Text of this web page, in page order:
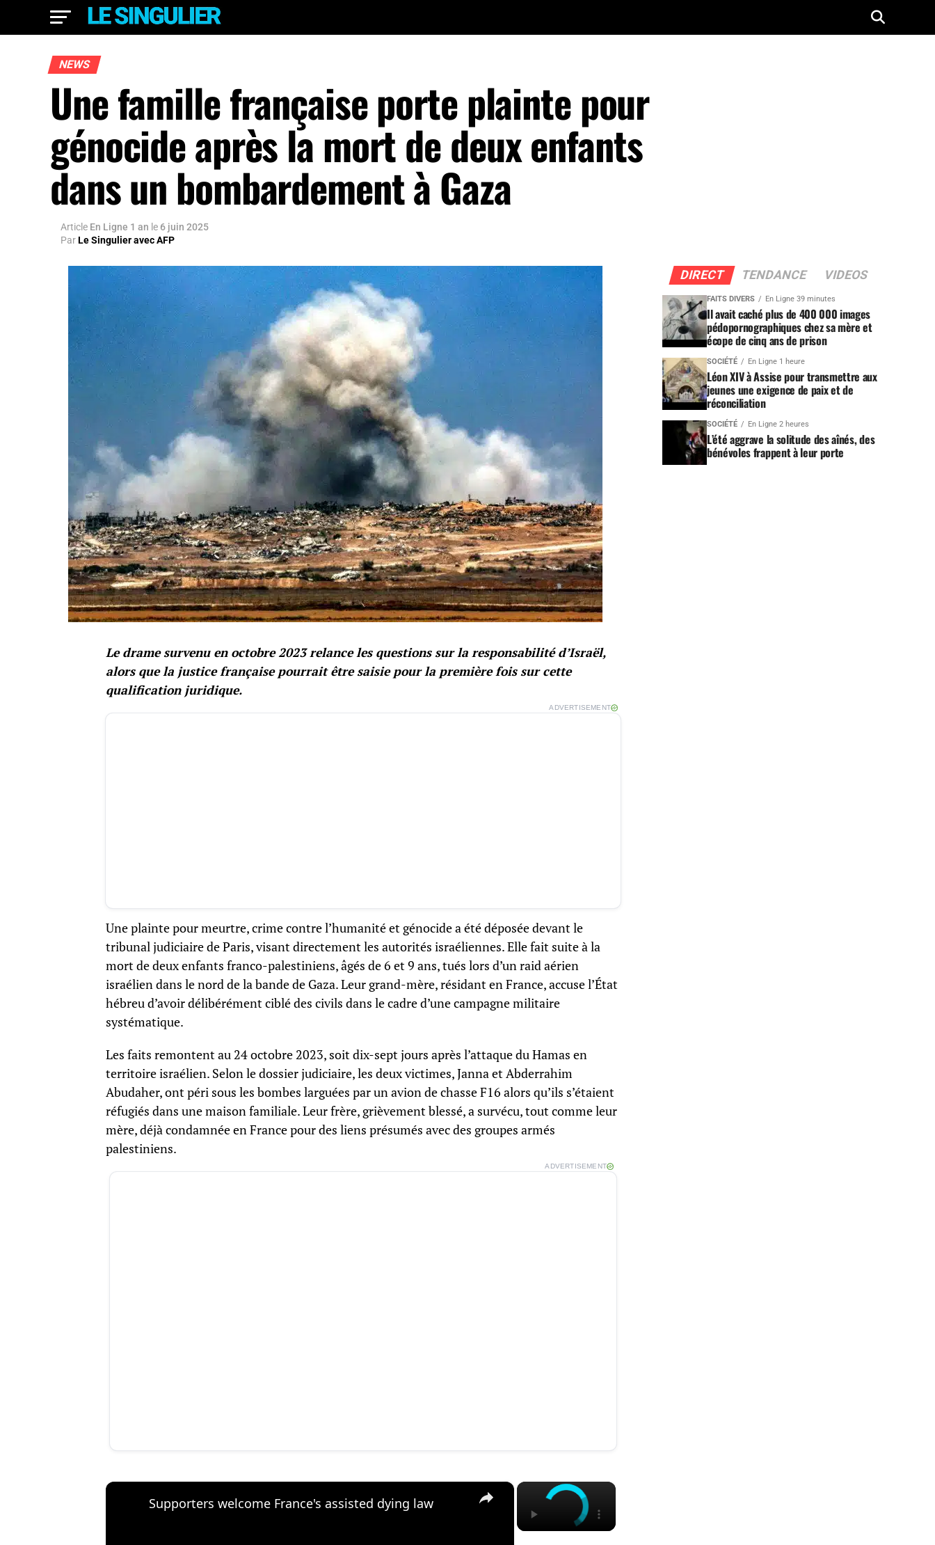
NEWS
Une famille française porte plainte pour
génocide après la mort de deux enfants
dans un bombardement à Gaza
Article En Ligne 1 an le 6 juin 2025
ParLe Singulier avec AFP
Le drame survenu en octobre 2023 relance les questions sur la responsabilité d’Israël,
alors que la justice française pourrait être saisie pour la première fois sur cette
qualification juridique.
ADVERTISEMENT
Une plainte pour meurtre, crime contre l’humanité et génocide a été déposée devant le
tribunal judiciaire de Paris, visant directement les autorités israéliennes. Elle fait suite à la
mort de deux enfants franco-palestiniens, âgés de 6 et 9 ans, tués lors d’un raid aérien
israélien dans le nord de la bande de Gaza. Leur grand-mère, résidant en France, accuse l’État
hébreu d’avoir délibérément ciblé des civils dans le cadre d’une campagne militaire
systématique.
Les faits remontent au 24 octobre 2023, soit dix-sept jours après l’attaque du Hamas en
territoire israélien. Selon le dossier judiciaire, les deux victimes, Janna et Abderrahim
Abudaher, ont péri sous les bombes larguées par un avion de chasse F16 alors qu’ils s’étaient
réfugiés dans une maison familiale. Leur frère, grièvement blessé, a survécu, tout comme leur
mère, déjà condamnée en France pour des liens présumés avec des groupes armés
palestiniens.
ADVERTISEMENT
×
×
Supporters welcome France's assisted dying law
DIRECT TENDANCE VIDEOS
FAITS DIVERS En Ligne 39 minutes
Il avait caché plus de 400 000 images
pédopornographiques chez sa mère et
écope de cinq ans de prison
SOCIÉTÉ En Ligne 1 heure
Léon XIV à Assise pour transmettre aux
jeunes une exigence de paix et de
réconciliation
SOCIÉTÉ En Ligne 2 heures
L’été aggrave la solitude des aînés, des
bénévoles frappent à leur porte